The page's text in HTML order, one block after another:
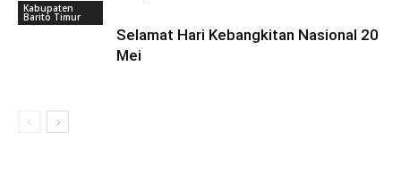
Kabupaten
Barito Timur
Selamat Hari Kebangkitan Nasional 20
Mei